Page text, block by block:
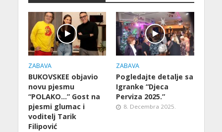
ZABAVA
BUKOVSKEE objavio
novu pjesmu
“POLAKO…” Gost na
pjesmi glumac i
voditelj Tarik
Filipović
ZABAVA
Pogledajte detalje sa
Igranke “Djeca
Perviza 2025.”
8. Decembra 2025.